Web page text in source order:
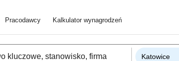
Pracodawcy Kalkulator wynagrodzeń
Katowice